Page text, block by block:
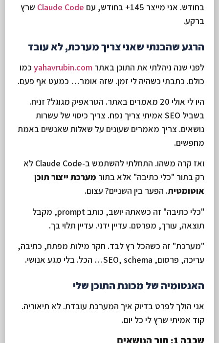
בחודש. אני מייצר 145+ בחודש, עם
Claude Code שרץ
ברקע.
הרגע שהבנתי שאני צריך מערכת, לא עובד
לפני שנה ניהלתי את התוכן באתר yahavrubin.com כמו
כולם. כתבתי כשהיה לי זמן. שזה אומר… כמעט אף פעם.
היו לי אולי 20 מאמרים באתר. הטראפיק מגוגל? זניח.
בשביל SEO אמיתי צריך נפח. צריך כיסוי של עשרות
נושאים. צריך מאמרים שעונים על שאלות שאנשים באמת
מחפשים.
ואז קרה משהו. התחלתי להשתמש ב-Claude Code לא
רק בתור "כלי כתיבה" אלא בתור מערכת ייצור תוכן
אוטומטית. הפער בין השניים? עצום.
"כלי כתיבה" זה כשאתה יושב, כותב prompt, מקבל
תוצאה, עורך, מפרסם. עדיין ידני. עדיין תלוי בך.
"מערכת" זה כשהכל רץ לבד. חקר מילות מפתח, כתיבה,
עריכה, פרסום, SEO, schema… הכל. בלי מגע אנושי.
האנטומיה של מכונת התוכן שלי
אני הולך לפרט בדיוק איך המערכת עובדת. לא תיאוריה.
קוד אמיתי שרץ לי כל יום.
שכבה 1: תור הנושאים